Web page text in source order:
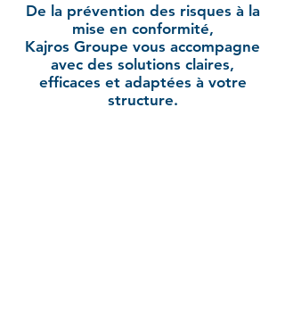
De la prévention des risques à la
mise en conformité,
Kajros Groupe vous accompagne
avec des solutions claires,
efficaces et adaptées à votre
structure.